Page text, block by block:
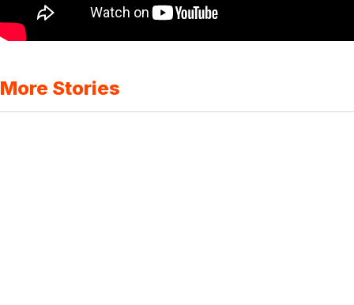
More Stories